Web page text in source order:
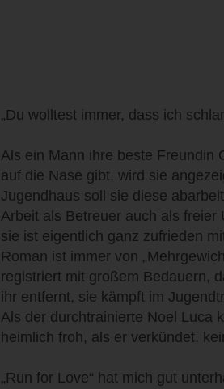
„Du wolltest immer, dass ich
Als ein Mann ihre beste Freundin
auf die Nase gibt, wird sie
Jugendhaus soll sie diese
Arbeit als Betreuer auch als freier
sie ist eigentlich ganz zufrieden
Roman ist immer von
registriert mit großem Bedauern,
ihr entfernt, sie kämpft im
Als der durchtrainierte Noel Luca
heimlich froh, als er verkündet,
„Run for Love“ hat mich gut